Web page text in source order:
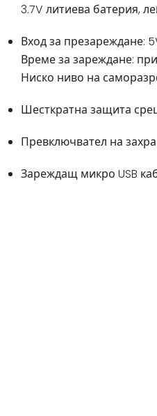
3.7V литиева батерия,
Вход за презареждане:
Време за зареждане:
Ниско ниво на
Шесткратна защита
Превключвател на
Зареждащ микро USB